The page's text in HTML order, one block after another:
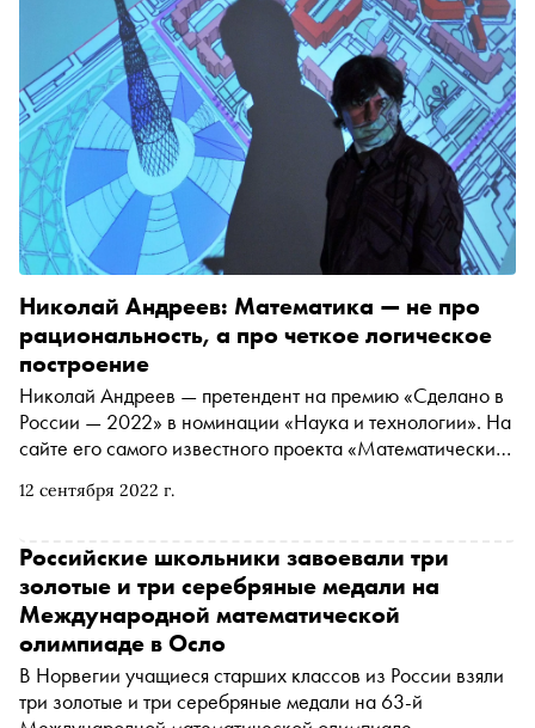
12 сентября 2022 г.
Николай Андреев: Математика — не про
рациональность, а про четкое логическое
построение
Николай Андреев — претендент на премию «Сделано в
России — 2022» в номинации «Наука и технологии». На
сайте его самого известного проекта «Математические
объясняются математические факты и закономерности.
математического союза — Лилавати за достижения в
популяризации математических знаний в обществе.
Иван Сурвилло по просьбе «Сноба» поговорил с
Андреевым об обычном рабочем дне математика,
гениальных одиночках, самом красивом уравнении и о
том, в каких переменах нуждается курс школьной
математики
Российские школьники завоевали три
золотые и три серебряные медали на
Международной математической
олимпиаде в Осло
В Норвегии учащиеся старших классов из России взяли
три золотые и три серебряные медали на 63-й